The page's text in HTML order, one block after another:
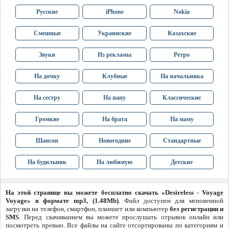
Русские iPhone Nokia
Смешные Украинские Казахские
Звуки Из рекламы Ретро
На дочку Клубные На начальника
На сестру На папу Классические
Громкие На брата На маму
Шансон Новогодние Стандартные
На будильник На любимую Детские
На этой странице вы можете бесплатно скачать «Desireless - Voyage
Voyage» в формате mp3, (1.48Mb). Файл доступен для мгновенной
загрузки на телефон, смартфон, планшет или компьютербез регистрации и
SMS. Перед скачиванием вы можете прослушать отрывок онлайн или
посмотреть превью. Все файлы на сайте отсортированы по категориям и